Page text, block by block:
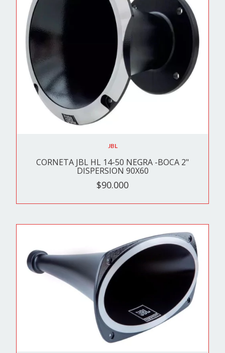
JBL
CORNETA JBL HL 14-50 NEGRA -BOCA 2"
DISPERSION 90X60
$90.000